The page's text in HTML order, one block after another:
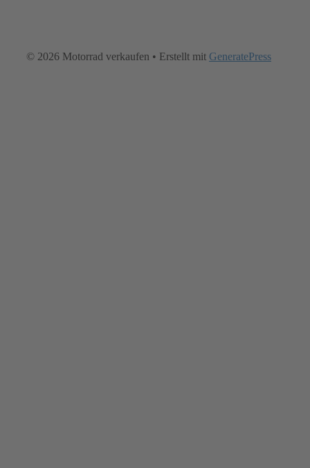
© 2026 Motorrad verkaufen • Erstellt mit GeneratePress